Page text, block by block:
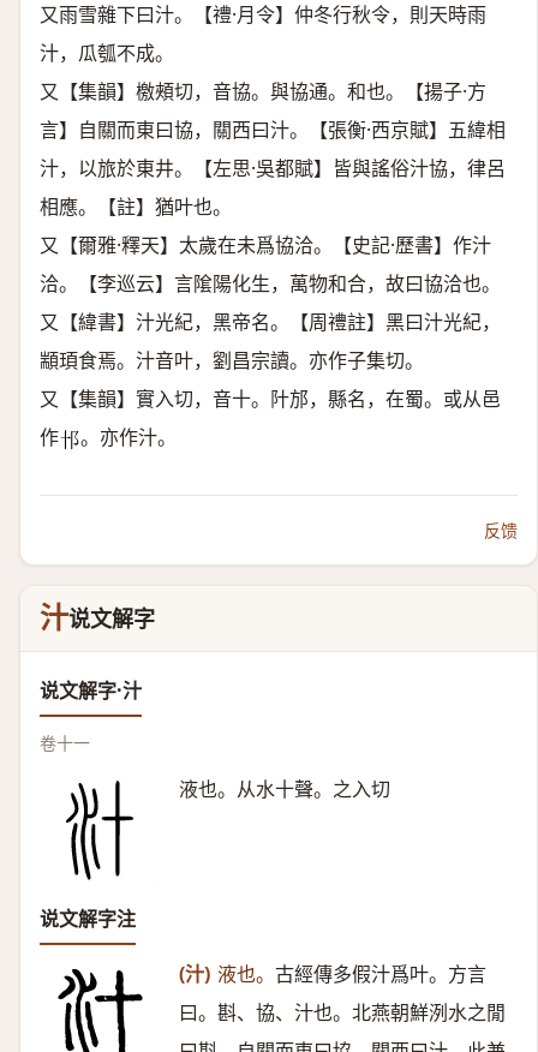
又雨雪雜下曰汁。【禮·月令】仲冬行秋令，則天時雨
汁，瓜瓠不成。
又【集韻】檄頰切，音協。與協通。和也。【揚子·方
言】自關而東曰協，關西曰汁。【張衡·西京賦】五緯相
汁，以旅於東井。【左思·吳都賦】皆與謠俗汁協，律呂
相應。【註】猶叶也。
又【爾雅·釋天】太歲在未爲協洽。【史記·歷書】作汁
洽。【李巡云】言隂陽化生，萬物和合，故曰協洽也。
又【緯書】汁光紀，黑帝名。【周禮註】黑曰汁光紀，
顓頊食焉。汁音叶，劉昌宗讀。亦作子集切。
又【集韻】實入切，音十。䦹邡，縣名，在蜀。或从邑
作𨙩 。亦作汁。
反馈
汁说文解字
说文解字·汁
卷十一
液也。从水十聲。之入切
说文解字注
(汁) 液也。 古經傳多假汁爲叶。方言
曰。斟、協、汁也。北燕朝鮮洌水之閒